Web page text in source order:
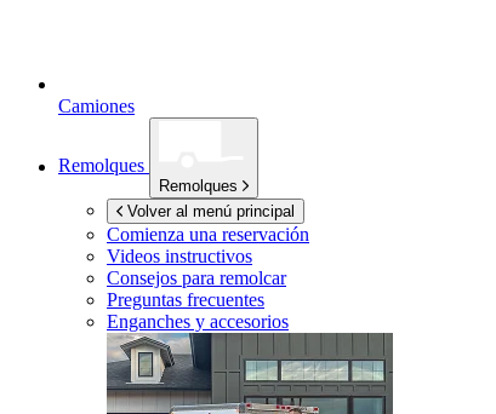
Camiones
Remolques
Remolques
Volver al menú principal
Comienza una reservación
Videos instructivos
Consejos para remolcar
Preguntas frecuentes
Enganches y accesorios